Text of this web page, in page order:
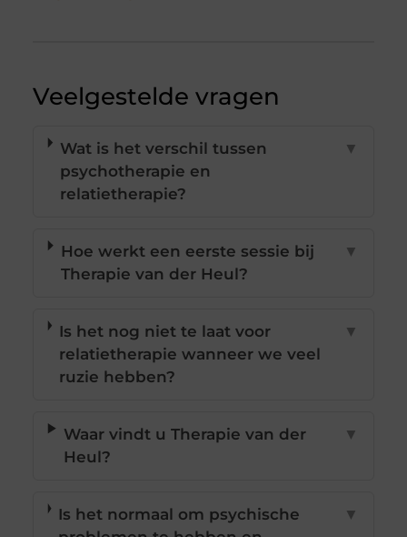
Veelgestelde vragen
Wat is het verschil tussen
psychotherapie en
relatietherapie?
▼
Hoe werkt een eerste sessie bij
Therapie van der Heul?
▼
Is het nog niet te laat voor
relatietherapie wanneer we veel
ruzie hebben?
▼
Waar vindt u Therapie van der
Heul?
▼
Is het normaal om psychische
▼